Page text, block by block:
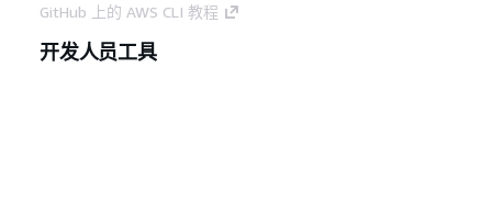
GitHub 上的 AWS CLI 教程
开发人员工具